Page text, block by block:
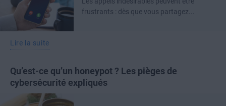
frustrants : dès que vous partagez...
Lire la suite
Qu’est-ce qu’un honeypot ? Les pièges de
cybersécurité expliqués